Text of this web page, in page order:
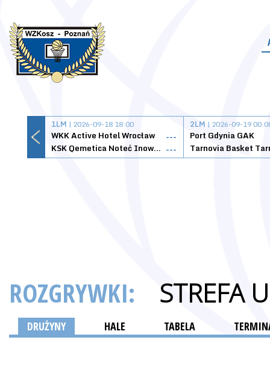
1LM | 2026-09-18 18:00
WKK Active Hotel Wrocław
---
KSK Qemetica Noteć Inowrocław ---
2LM | 2026-09-19
Port Gdynia GAK
ROZGRYWKI: STREFA
DRUŻYNY HALE TABELA